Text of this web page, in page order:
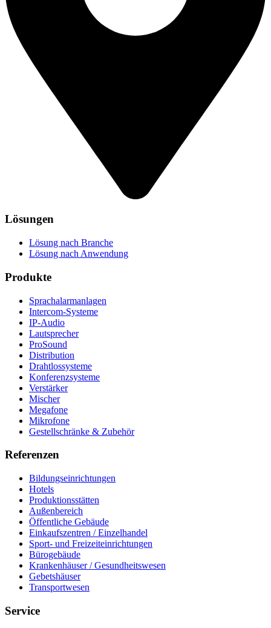
Lösungen
Lösung nach Branche
Lösung nach Anwendung
Produkte
Sprachalarmanlagen
Intercom-Systeme
IP-Audio
Lautsprecher
ProSound
Distribution
Drahtlossysteme
Konferenzsysteme
Verstärker
Mischer
Megafone
Mikrofone
Gestellschränke & Zubehör
Referenzen
Bildungseinrichtungen
Hotels
Produktionsstätten
Außenbereich
Öffentliche Gebäude
Einkaufszentren / Einzelhandel
Sport- und Freizeiteinrichtungen
Bürogebäude
Krankenhäuser / Gesundheitswesen
Gebetshäuser
Transportwesen
Service